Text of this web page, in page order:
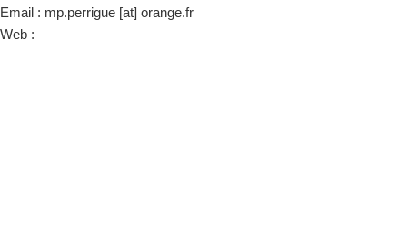
Email : mp.perrigue [at] orange.fr
Web :